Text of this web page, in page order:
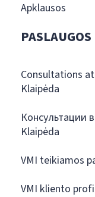
Apklausos
PASLAUGOS
Consultations
Klaipėda
Консультации
Klaipėda
VMI teikiamos
VMI kliento